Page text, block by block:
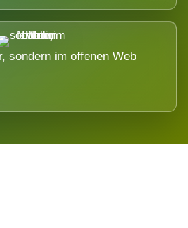
sondern im offenen Web